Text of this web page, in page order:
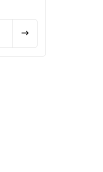
CALCULAR FRETE